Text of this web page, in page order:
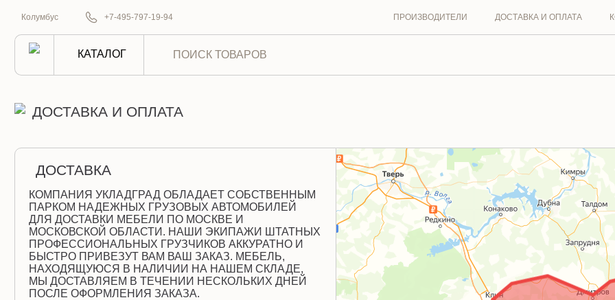
О нас
Колумбус +7-495-797-19-94 ПРОИЗВОДИТЕЛИ ДОСТАВКА И ОПЛАТА
КАТАЛОГ
ДОСТАВКА И ОПЛАТА
ДОСТАВКА
КОМПАНИЯ УКЛАДГРАД ОБЛАДАЕТ СОБСТВЕННЫМ
ПАРКОМ НАДЕЖНЫХ ГРУЗОВЫХ АВТОМОБИЛЕЙ
ДЛЯ ДОСТАВКИ МЕБЕЛИ ПО МОСКВЕ И
МОСКОВСКОЙ ОБЛАСТИ. НАШИ ЭКИПАЖИ ШТАТНЫХ
ПРОФЕССИОНАЛЬНЫХ ГРУЗЧИКОВ АККУРАТНО И
БЫСТРО ПРИВЕЗУТ ВАМ ВАШ ЗАКАЗ. МЕБЕЛЬ,
НАХОДЯЩУЮСЯ В НАЛИЧИИ НА НАШЕМ СКЛАДЕ,
МЫ ДОСТАВЛЯЕМ В ТЕЧЕНИИ НЕСКОЛЬКИХ ДНЕЙ
ПОСЛЕ ОФОРМЛЕНИЯ ЗАКАЗА.